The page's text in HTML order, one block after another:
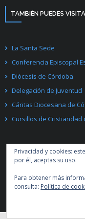
TAMBIÉN PUEDES
La Santa Sede
Conferencia Episcopal
Diócesis de Córdoba
Delegación de Juventud
Cáritas Diocesana de
Cursillos de Cristiandad
Desarrollado por
Privacidad y cookies:
por él, aceptas su uso.
Para obtener más
consulta: Política de